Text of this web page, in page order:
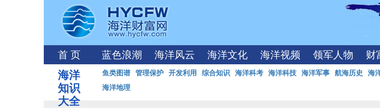
首 页 蓝色浪潮 海洋风云 海洋文化 海洋视频 领军人物 财
海洋
知识
大全
鱼类图谱 管理保护 开发利用 综合知识 海洋科考 海洋科技 海洋军事 航海历史 海
海洋地理